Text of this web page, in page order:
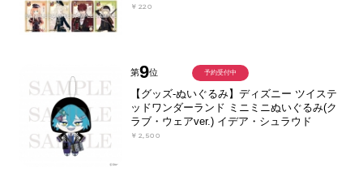
￥220
第9位
【グッズ-ぬいぐるみ】ディズニー ツイステ
ッドワンダーランド ミニミニぬいぐるみ(ク
ラブ・ウェアver.) イデア・シュラウド
￥2,500
予約受付中